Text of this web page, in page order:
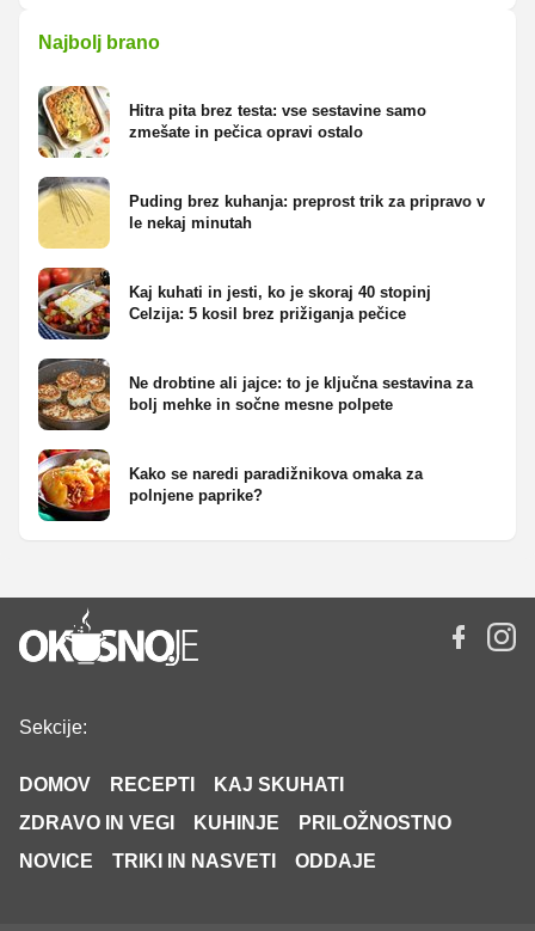
Najbolj brano
Hitra pita brez testa: vse sestavine samo
zmešate in pečica opravi ostalo
Puding brez kuhanja: preprost trik za pripravo v
le nekaj minutah
Kaj kuhati in jesti, ko je skoraj 40 stopinj
Celzija: 5 kosil brez prižiganja pečice
Ne drobtine ali jajce: to je ključna sestavina za
bolj mehke in sočne mesne polpete
Kako se naredi paradižnikova omaka za
polnjene paprike?
Sekcije:
DOMOV RECEPTI
KAJ SKUHATI
ZDRAVO IN VEGI
KUHINJE
PRILOŽNOSTNO
NOVICE
TRIKI IN NASVETI ODDAJE